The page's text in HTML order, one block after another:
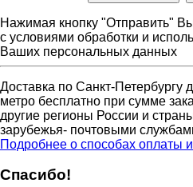
Нажимая кнопку "Отправить"
с условиями обработки и
Ваших персональных данных
Доставка по Санкт-Петербургу
метро бесплатно при сумме
другие регионы России и
зарубежья- почтовыми
Подробнее о способах оплаты
Спасибо!